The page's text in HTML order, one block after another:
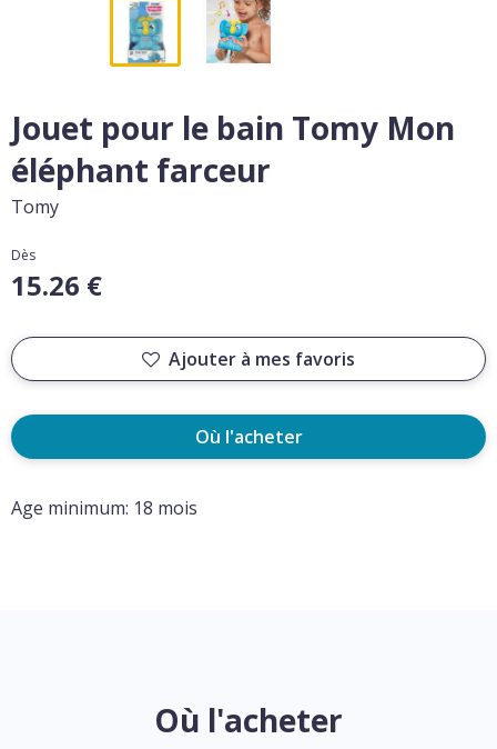
Jouet pour le bain Tomy Mon
éléphant farceur
Tomy
Dès
15.26 €
Ajouter à mes favoris
Où l'acheter
Age minimum: 18 mois
Où l'acheter